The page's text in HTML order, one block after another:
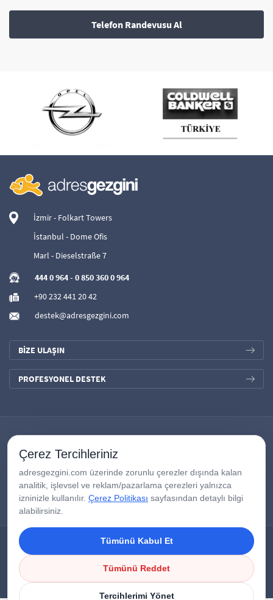
Telefon Randevusu Al
İzmir - Folkart Towers
İstanbul - Dome Ofis
Marl - Dieselstraße 7
444 0 964- 0 850 360 0 964
+90 232 441 20 42
destek@adresgezgini.com
BİZE ULAŞIN
PROFESYONEL DESTEK
Google Third-Party Policy/Disclosure Notice
Çerez Tercihleriniz
adresgezgini.com üzerinde zorunlu çerezler dışında kalan
analitik, işlevsel ve reklam/pazarlama çerezleri yalnızca
izninizle kullanılır. Çerez Politikası sayfasından detaylı bilgi
alabilirsiniz.
Tümünü Kabul Et
Tümünü Reddet
Tercihlerimi Yönet